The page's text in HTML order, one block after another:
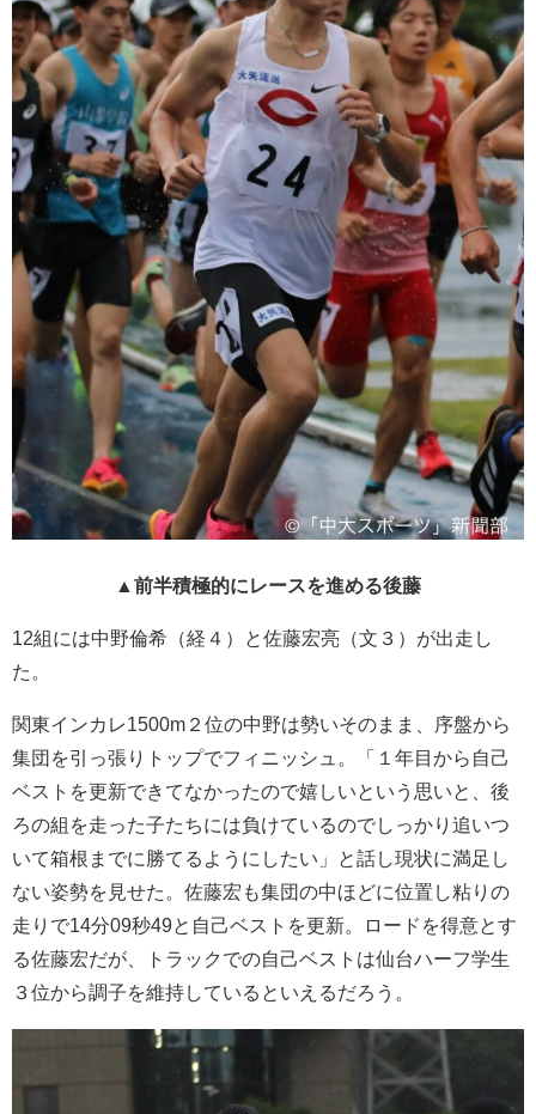
▲前半積極的にレースを進める後藤
12組には中野倫希（経４）と佐藤宏亮（文３）が出走し
た。
関東インカレ1500m２位の中野は勢いそのまま、序盤から
集団を引っ張りトップでフィニッシュ。「１年目から自己
ベストを更新できてなかったので嬉しいという思いと、後
ろの組を走った子たちには負けているのでしっかり追いつ
いて箱根までに勝てるようにしたい」と話し現状に満足し
ない姿勢を見せた。佐藤宏も集団の中ほどに位置し粘りの
走りで14分09秒49と自己ベストを更新。ロードを得意とす
る佐藤宏だが、トラックでの自己ベストは仙台ハーフ学生
３位から調子を維持しているといえるだろう。